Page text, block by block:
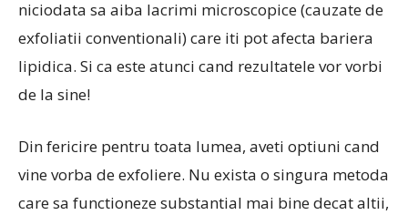
niciodata sa aiba lacrimi microscopice (cauzate de
exfoliatii conventionali) care iti pot afecta bariera
lipidica. Si ca este atunci cand rezultatele vor vorbi
de la sine!
Din fericire pentru toata lumea, aveti optiuni cand
vine vorba de exfoliere. Nu exista o singura metoda
care sa functioneze substantial mai bine decat altii,